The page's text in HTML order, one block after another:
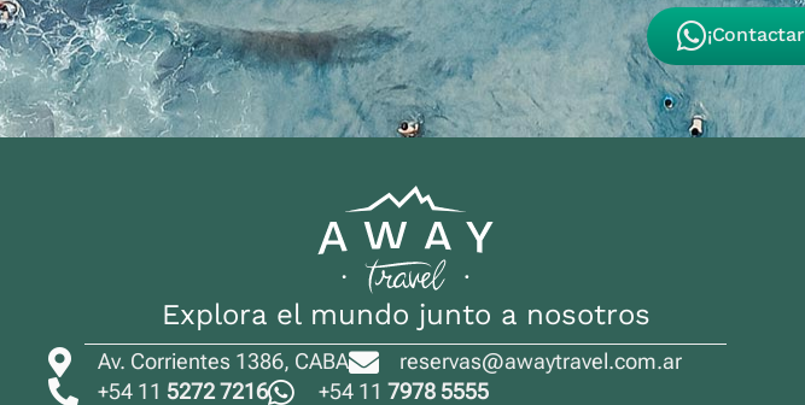
Explora el mundo junto a nosotros
Av. Corrientes 1386, CABA
reservas@awaytravel.com.ar
+54 11 5272 7216 +54 11 7978 5555